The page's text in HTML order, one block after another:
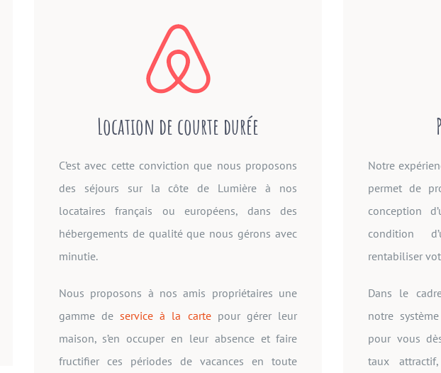
Location de courte durée
C’est avec cette conviction que nous proposons
des séjours sur la côte de Lumière à nos
locataires français ou européens, dans des
hébergements de qualité que nous gérons avec
minutie.
Nous proposons à nos amis propriétaires une
gamme deservice à la cartepour gérer leur
maison, s’en occuper en leur absence et faire
fructifier ces périodes de vacances en toute
Notre
permet de
conception
condition
rentabiliser
Dans le
notre
pour vous
taux